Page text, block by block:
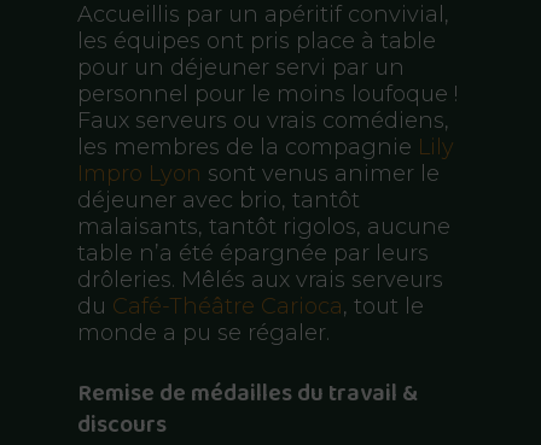
Accueillis par un apéritif convivial,
les équipes ont pris place à table
pour un déjeuner servi par un
personnel pour le moins loufoque !
Faux serveurs ou vrais comédiens,
les membres de la compagnie Lily
Impro Lyon sont venus animer le
déjeuner avec brio, tantôt
malaisants, tantôt rigolos, aucune
table n’a été épargnée par leurs
drôleries. Mêlés aux vrais serveurs
du Café-Théâtre Carioca, tout le
monde a pu se régaler.
Remise de médailles du travail &
discours